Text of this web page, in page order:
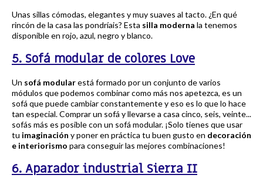
Unas sillas cómodas, elegantes y muy suaves al tacto. ¿En qué
rincón de la casa las pondríais? Esta silla moderna la tenemos
disponible en rojo, azul, negro y blanco.
5. Sofá modular de colores Love
Un sofá modularestá formado por un conjunto de varios
módulos que podemos combinar como más nos apetezca, es un
sofá que puede cambiar constantemente y eso es lo que lo hace
tan especial. Comprar un sofá y llevarse a casa cinco, seis, veinte...
sofás más es posible con un sofá modular. ¡Solo tienes que usar
tu imaginación y poner en práctica tu buen gusto en decoración
e interiorismo para conseguir las mejores combinaciones!
6. Aparador industrial Sierra II